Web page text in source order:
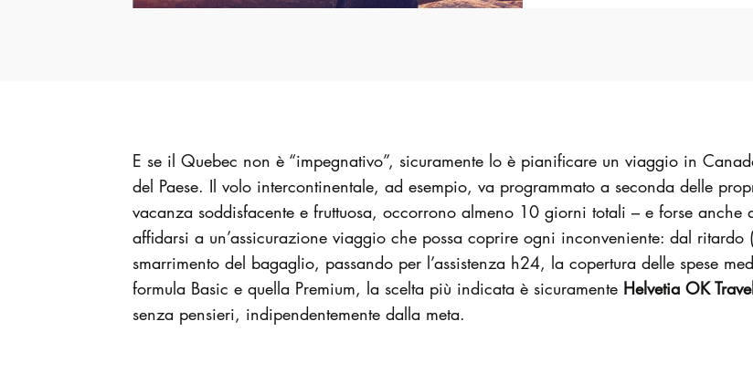
E se il Quebec non è “impegnativo”, sicuramente lo è pianificare un viaggio in
del Paese. Il volo intercontinentale, ad esempio, va programmato a seconda delle
vacanza soddisfacente e fruttuosa, occorrono almeno 10 giorni totali – e forse
affidarsi a un’assicurazione viaggio che possa coprire ogni inconveniente: dal
smarrimento del bagaglio, passando per l’assistenza h24, la copertura delle spese
formula Basic e quella Premium, la scelta più indicata è sicuramente Helvetia OK
senza pensieri, indipendentemente dalla meta.